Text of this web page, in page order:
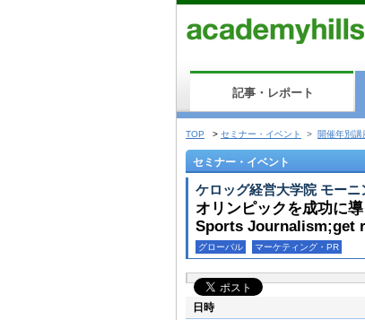
記事・レポート
TOP > セミナー・イベント > 開催年別講
セミナー・イベント
ケロッグ経営大学院 モー
オリンピックを成功に
Sports Journalism;get
グローバル マーケティング・PR
日時